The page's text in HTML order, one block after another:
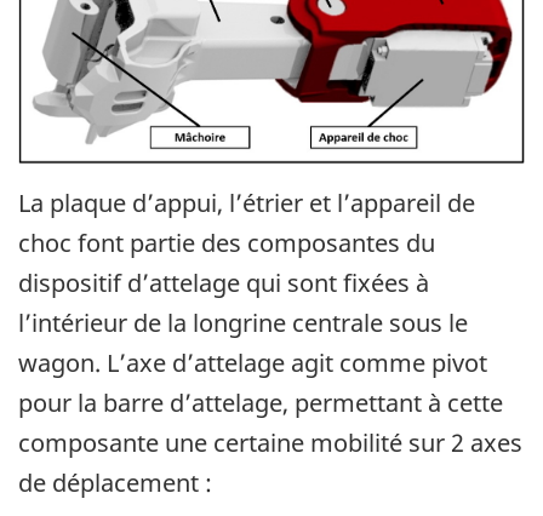
La plaque d’appui, l’étrier et l’appareil de
choc font partie des composantes du
dispositif d’attelage qui sont fixées à
l’intérieur de la longrine centrale sous le
wagon. L’axe d’attelage agit comme pivot
pour la barre d’attelage, permettant à cette
composante une certaine mobilité sur 2 axes
de déplacement :